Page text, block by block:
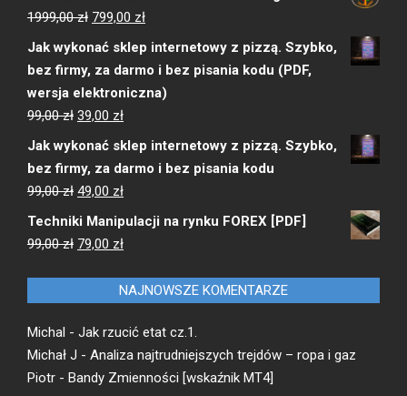
1999,00zł Pierwotna
cena
wynosiła:
1999,00 zł.
799,00 złAktualna
cena
wynosi:
799,00 zł.
Jak wykonać sklep internetowy z pizzą. Szybko,
bez firmy, za darmo i bez pisania kodu (PDF,
wersja elektroniczna)
99,00zł Pierwotna
cena
wynosiła:
99,00 zł.
39,00 złAktualna
cena
wynosi:
Jak wykonać sklep internetowy z pizzą. Szybko,
bez firmy, za darmo i bez pisania kodu
99,00zł Pierwotna
cena
wynosiła:
49,00 złAktualna
cena
Techniki Manipulacji na rynku FOREX [PDF]
99,00zł Pierwotna
wynosiła:
79,00 złAktualna
wynosi:
NAJNOWSZE KOMENTARZE
Michal - Jak rzucić etat cz.1.
Michał J - Analiza najtrudniejszych trejdów – ropa i gaz
Piotr - Bandy Zmienności [wskaźnik MT4]